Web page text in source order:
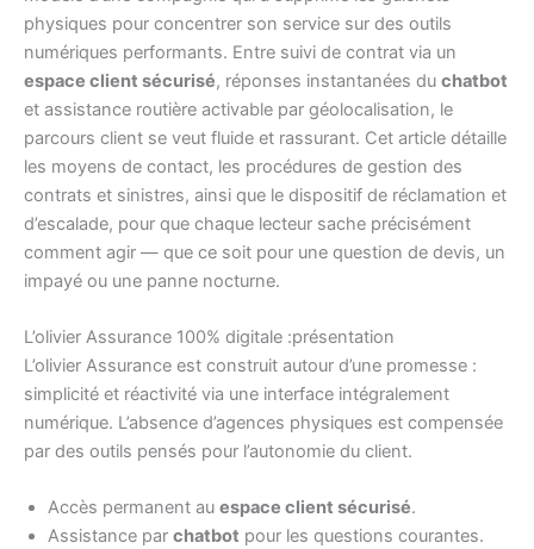
physiques pour concentrer son service sur des outils
numériques performants. Entre suivi de contrat via un
espace client sécurisé, réponses instantanées du chatbot
et assistance routière activable par géolocalisation, le
parcours client se veut fluide et rassurant. Cet article détaille
les moyens de contact, les procédures de gestion des
contrats et sinistres, ainsi que le dispositif de réclamation et
d’escalade, pour que chaque lecteur sache précisément
comment agir — que ce soit pour une question de devis, un
impayé ou une panne nocturne.
L’olivier Assurance 100% digitale :présentation
L’olivier Assurance est construit autour d’une promesse :
simplicité et réactivité via une interface intégralement
numérique. L’absence d’agences physiques est compensée
par des outils pensés pour l’autonomie du client.
Accès permanent au espace client sécurisé.
Assistance par chatbot pour les questions courantes.